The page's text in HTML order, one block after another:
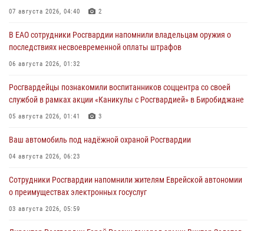
07 августа 2026, 04:40 2
В ЕАО сотрудники Росгвардии напомнили владельцам оружия о
последствиях несвоевременной оплаты штрафов
06 августа 2026, 01:32
Росгвардейцы познакомили воспитанников соццентра со своей
службой в рамках акции «Каникулы с Росгвардией» в Биробиджане
05 августа 2026, 01:41 3
Ваш автомобиль под надёжной охраной Росгвардии
04 августа 2026, 06:23
Сотрудники Росгвардии напомнили жителям Еврейской автономии
о преимуществах электронных госуслуг
03 августа 2026, 05:59